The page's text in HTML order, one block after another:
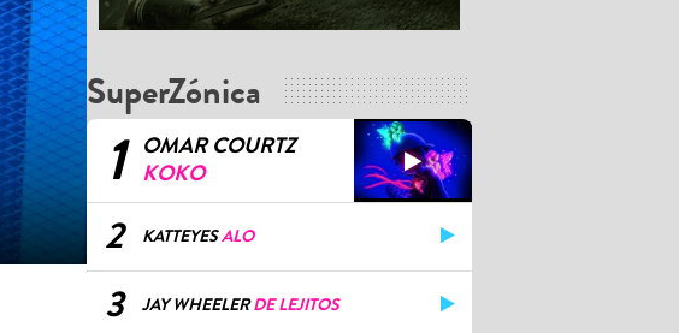
SuperZónica
1
OMAR COURTZ
KOKO
2 KATTEYESALO
3 JAY WHEELERDE LEJITOS